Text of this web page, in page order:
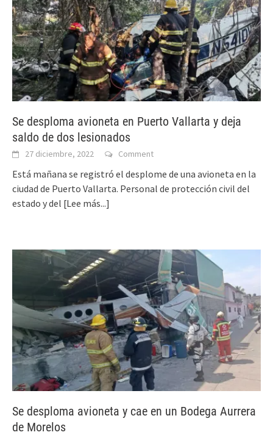
Se desploma avioneta en Puerto Vallarta y deja
saldo de dos lesionados
27 diciembre, 2022 Comment
Está mañana se registró el desplome de una avioneta en la
ciudad de Puerto Vallarta. Personal de protección civil del
estado y del [Lee más...]
Se desploma avioneta y cae en un Bodega Aurrera
de Morelos